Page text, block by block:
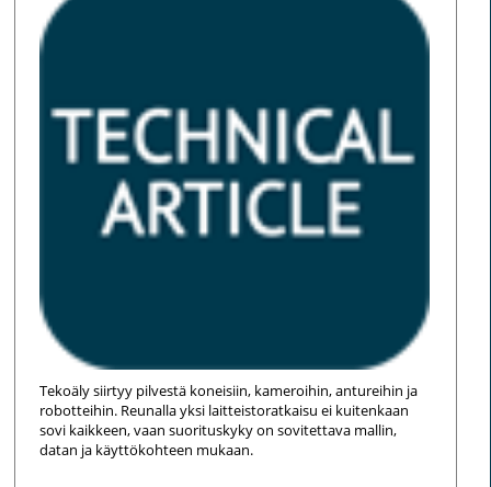
Tekoäly siirtyy pilvestä koneisiin, kameroihin, antureihin ja
robotteihin. Reunalla yksi laitteistoratkaisu ei kuitenkaan
sovi kaikkeen, vaan suorituskyky on sovitettava mallin,
datan ja käyttökohteen mukaan.